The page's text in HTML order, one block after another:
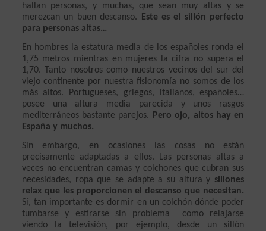
hallan personas, y muchas, que sean muy altas y se
merezcan un buen descanso.
Este es el sillón perfecto
para personas altas…
En hombres la estatura media de los españoles ronda el
1,75 metros mientras en mujeres la cifra no supera el
1,70. Tanto nosotros como nuestros vecinos del sur del
viejo continente por nuestra fisionomía no somos de los
más altos. Portugueses, griegos, italianos, españoles…
posee una altura media parecida y unos rasgos
mediterráneos bastante parejos.
Pero ojo, altos hay en
España y muchos.
Sin embargo, en ocasiones las cosas no están
precisamente adaptadas a ellos. Las personas altas a
veces no encuentran camas y colchones que cubran sus
necesidades, ropa que se adapte a su altura y sillones
relax que les proporcionen el descanso que necesitan.
Sí, tan importante es dormir en un colchón dónde poder
tumbarse y estirarse sin problema  como relajarse
viendo la televisión, por ejemplo, desde un sillón